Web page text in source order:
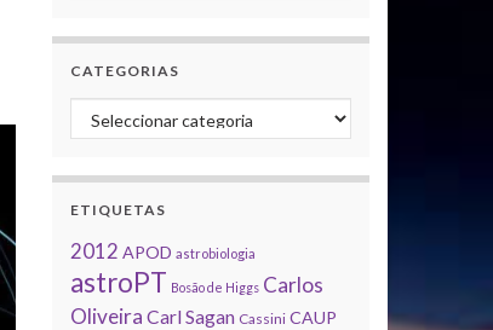
CATEGORIAS
Categorias
ETIQUETAS
2012 APOD astrobiologia
astroPT Bosão de Higgs Carlos
Oliveira Carl Sagan Cassini CAUP